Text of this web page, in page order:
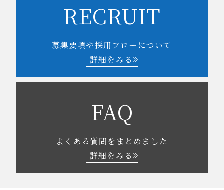
RECRUIT
募集要項や採用フローについて
詳細をみる
FAQ
よくある質問をまとめました
詳細をみる